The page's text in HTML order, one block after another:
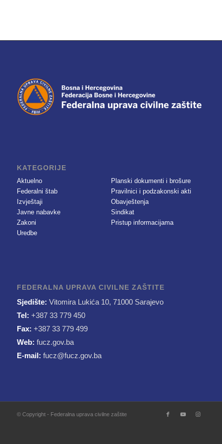
KATEGORIJE
Aktuelno
Federalni štab
Izvještaji
Javne nabavke
Zakoni
Uredbe
Planski dokumenti i brošure
Pravilnici i podzakonski akti
Obavještenja
Sindikat
Pristup informacijama
FEDERALNA UPRAVA CIVILNE ZAŠTITE
Sjedište: Vitomira Lukića 10, 71000 Sarajevo
Tel: +387 33 779 450
Fax: +387 33 779 499
Web: fucz.gov.ba
E-mail: fucz@fucz.gov.ba
© Copyright - Federalna uprava civilne zaštite